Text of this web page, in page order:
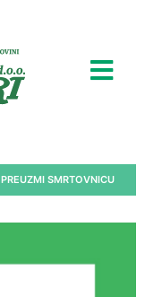
PREUZMI SMRTOVNICU